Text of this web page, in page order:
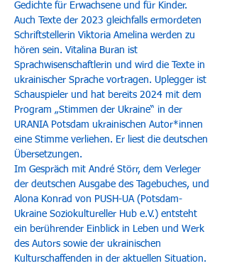
Gedichte für Erwachsene und für Kinder.
Auch Texte der 2023 gleichfalls ermordeten
Schriftstellerin Viktoria Amelina werden zu
hören sein. Vitalina Buran ist
Sprachwisenschaftlerin und wird die Texte in
ukrainischer Sprache vortragen. Uplegger ist
Schauspieler und hat bereits 2024 mit dem
Program „Stimmen der Ukraine“ in der
URANIA Potsdam ukrainischen Autor*innen
eine Stimme verliehen. Er liest die deutschen
Übersetzungen.
Im Gespräch mit André Störr, dem Verleger
der deutschen Ausgabe des Tagebuches, und
Alona Konrad von PUSH-UA (Potsdam-
Ukraine Soziokultureller Hub e.V.) entsteht
ein berührender Einblick in Leben und Werk
des Autors sowie der ukrainischen
Kulturschaffenden in der aktuellen Situation.